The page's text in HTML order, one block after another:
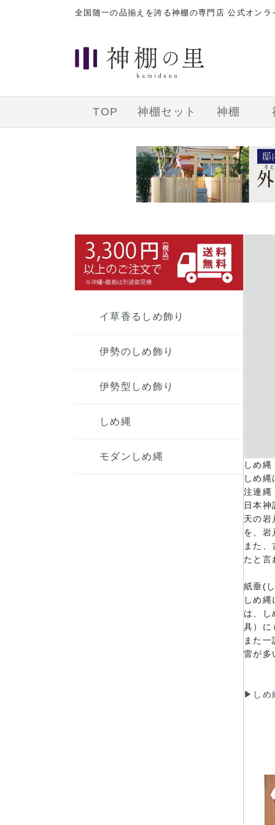
全国随一の品揃えを誇る神棚の専門店 公式オン
TOP 神棚セット 神棚
イ草香るしめ飾り
伊勢のしめ飾り
伊勢型しめ飾り
しめ縄
モダンしめ縄
しめ縄
しめ
注連
日本
天の岩
を、岩
また
たと言
紙垂(
しめ
は、し
具）に
また
雷が多
▶しめ